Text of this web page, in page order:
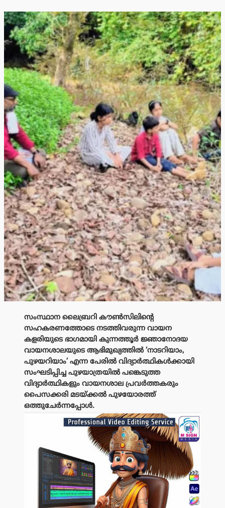
സംസ്ഥാന ലൈബ്രറി കൗൺസിലിൻ്റെ
സഹകരണത്തോടെ നടത്തിവരുന്ന വായന
കളരിയുടെ ഭാഗമായി കുന്നത്തൂർ ജ്ഞാനോദയ
വായനശാലയുടെ ആഭിമുഖ്യത്തിൽ ‘നാടറിയാം,
പുഴയറിയാം’ എന്ന പേരിൽ വിദ്യാർത്ഥികൾക്കായി
സംഘടിപ്പിച്ച പുഴയാത്രയിൽ പങ്കെടുത്ത
വിദ്യാർത്ഥികളും വായനശാല പ്രവർത്തകരും
പൈസക്കരി മടയ്ക്കൽ പുഴയോരത്ത്
ഒത്തുചേർന്നപ്പോൾ.
പരസ്യം